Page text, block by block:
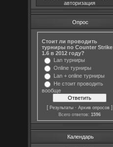
авторизация
Опрос
Стоит ли проводить
турниры по Counter Strike
1.6 в 2012 году?
Lan турниры
Online турниры
Lan + online турниры
Не стоит проводить
вообще
[Результаты ·Архив опросов ]
Всего ответов:1596
Календарь